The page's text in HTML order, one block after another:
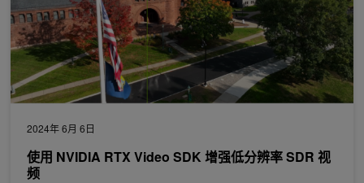
2024年 6月 6日
使用 NVIDIA RTX Video SDK 增强低分辨率 SDR 视
频